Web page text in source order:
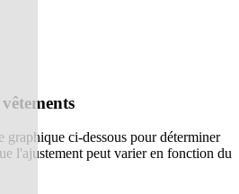
graphique ci-dessous pour déterminer
l'ajustement peut varier en fonction du